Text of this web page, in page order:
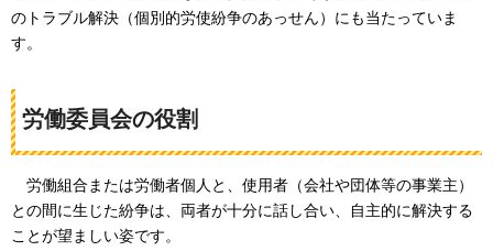
のトラブル解決（個別的労使紛争のあっせん）にも当たっていま
す。
労働委員会の役割
労働組合または労働者個人と、使用者（会社や団体等の事業主）
との間に生じた紛争は、両者が十分に話し合い、自主的に解決する
ことが望ましい姿です。